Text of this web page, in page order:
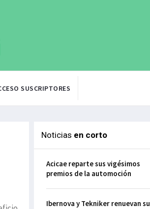
SUSCRIPTORES
Noticias en corto
Acicae reparte sus vigésimos
premios de la automoción
Ibernova y Tekniker renuevan su